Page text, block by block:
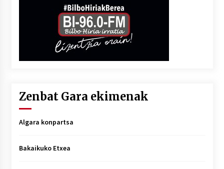
Zenbat Gara ekimenak
Algara konpartsa
Bakaikuko Etxea